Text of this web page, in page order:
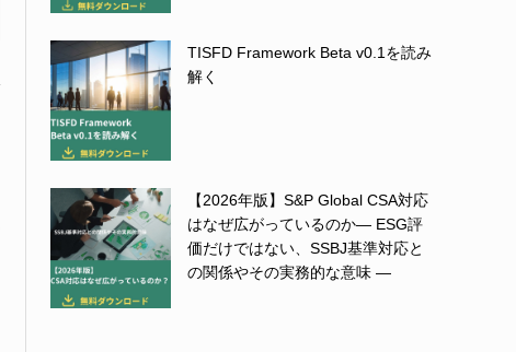
TISFD Framework Beta v0.1を読み
解く
【2026年版】S&P Global CSA対応
はなぜ広がっているのか― ESG評
価だけではない、SSBJ基準対応と
の関係やその実務的な意味 ―